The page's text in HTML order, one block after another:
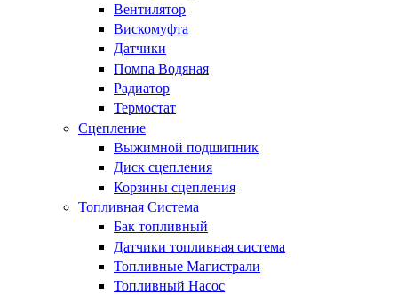
Вентилятор
Вискомуфта
Датчики
Помпа Водяная
Радиатор
Термостат
Сцепление
Выжимной подшипник
Диск сцепления
Корзины сцепления
Топливная Система
Бак топливный
Датчики топливная система
Топливные Магистрали
Топливный Насос